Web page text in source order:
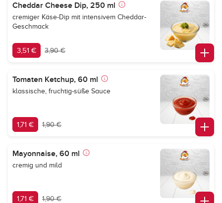
Cheddar Cheese Dip, 250 ml
cremiger Käse-Dip mit intensivem Cheddar-
Geschmack
3,51 € 3,90 €
Tomaten Ketchup, 60 ml
klassische, fruchtig-süße Sauce
1,71 € 1,90 €
Mayonnaise, 60 ml
cremig und mild
1,71 € 1,90 €